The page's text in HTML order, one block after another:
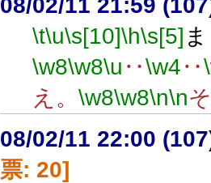
08/02/11 21:59
\t\u\s[10]\h\s[5]
\w8\w8\u ‥\w4‥
え。 \w8\w8\n\n
08/02/11 22:00
票: 20]